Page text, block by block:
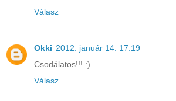
Válasz
Okki 2012. január 14. 17:19
Csodálatos!!! :)
Válasz